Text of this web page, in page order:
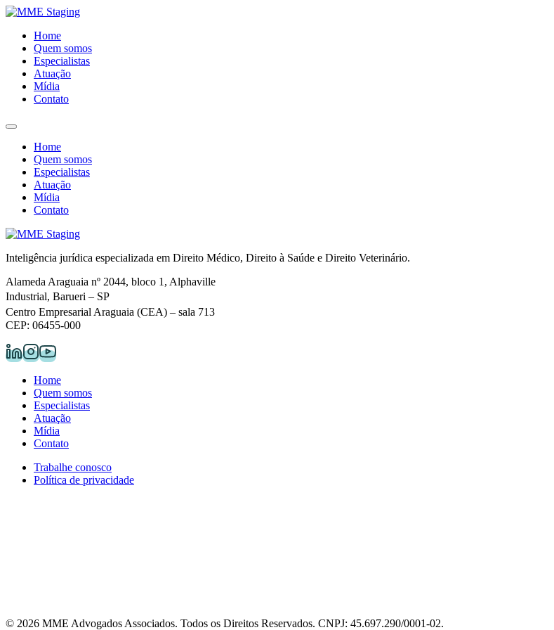
Home
Quem somos
Especialistas
Atuação
Mídia
Contato
Home
Quem somos
Especialistas
Atuação
Mídia
Contato
Inteligência jurídica especializada em Direito Médico, Direito à Saúde e Direito Veterinário.
Alameda Araguaia nº 2044, bloco 1, Alphaville
Industrial, Barueri – SP
Centro Empresarial Araguaia (CEA) – sala 713
CEP: 06455-000
Home
Quem somos
Especialistas
Atuação
Mídia
Contato
Trabalhe conosco
Política de privacidade
© 2026 MME Advogados Associados. Todos os Direitos Reservados. CNPJ: 45.697.290/0001-02.